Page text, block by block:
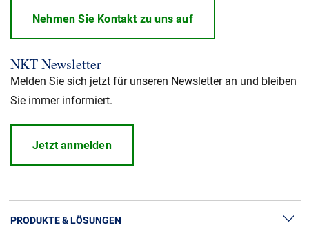
Nehmen Sie Kontakt zu uns auf
NKT Newsletter
Melden Sie sich jetzt für unseren Newsletter an und bleiben
Sie immer informiert.
Jetzt anmelden
PRODUKTE & LÖSUNGEN